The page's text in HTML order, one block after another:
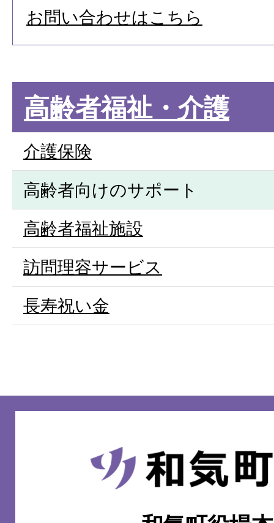
お問い合わせはこちら
高齢者福祉・介護
介護保険
高齢者向けのサポート
高齢者福祉施設
訪問理容サービス
長寿祝い金
和
気